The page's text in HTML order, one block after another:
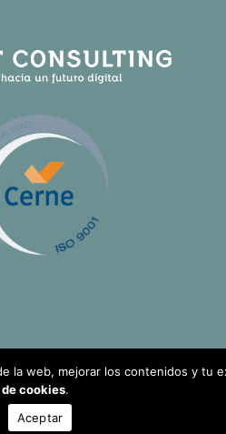
web, mejorar los contenidos y tu
de cookies.
Aceptar